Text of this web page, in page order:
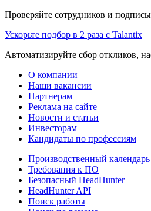
Проверяйте сотрудников и
Ускорьте подбор в 2 раза с Talantix
Автоматизируйте сбор откликов,
О компании
Наши вакансии
Партнерам
Реклама на сайте
Новости и статьи
Инвесторам
Кандидаты по профессиям
Производственный календарь
Требования к ПО
Безопасный HeadHunter
HeadHunter API
Поиск работы